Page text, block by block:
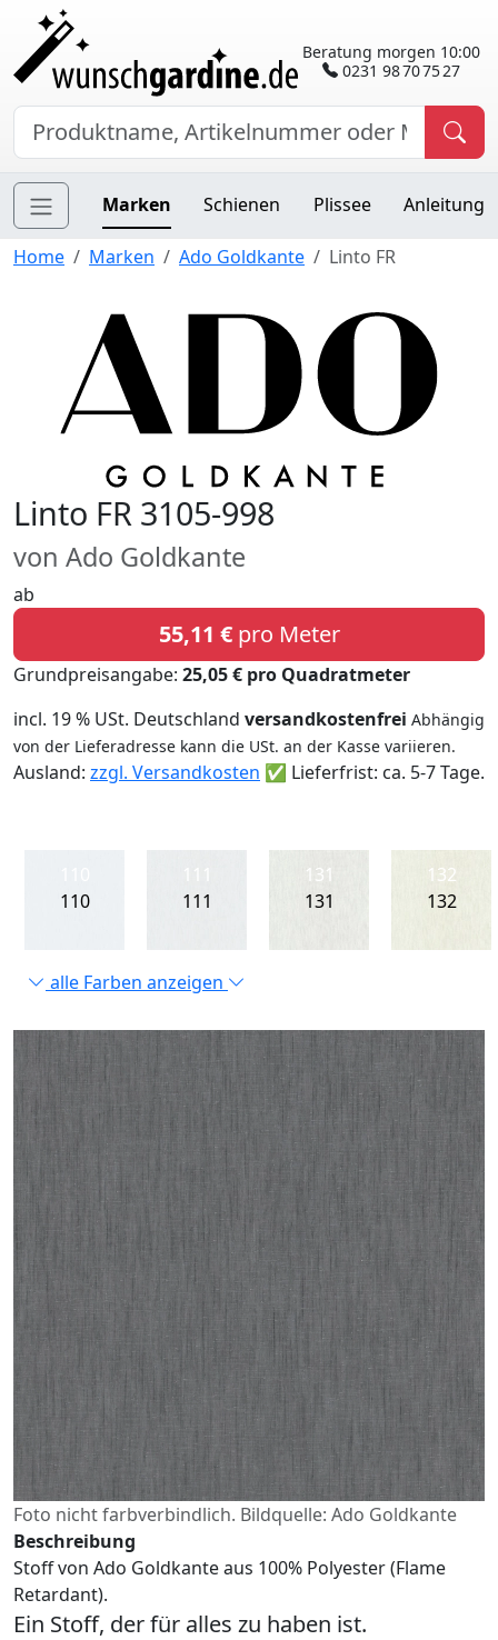
Beratung morgen 10:00
0231 98 70 75 27
Marken Schienen Plissee Anleitung
Home Marken Ado Goldkante Linto FR
Linto FR 3105-998
von Ado Goldkante
ab
55,11 €pro Meter
Grundpreisangabe: 25,05 € pro Quadratmeter
incl. 19 % USt. Deutschland versandkostenfrei Abhängig
von der Lieferadresse kann die USt. an der Kasse variieren.
Ausland: zzgl. Versandkosten ✅ Lieferfrist: ca. 5-7 Tage.
110
111
131
131
132
132
alle Farben anzeigen
Foto nicht farbverbindlich. Bildquelle: Ado Goldkante
Beschreibung
Stoff von Ado Goldkante aus 100% Polyester (Flame
Retardant).
Ein Stoff, der für alles zu haben ist.